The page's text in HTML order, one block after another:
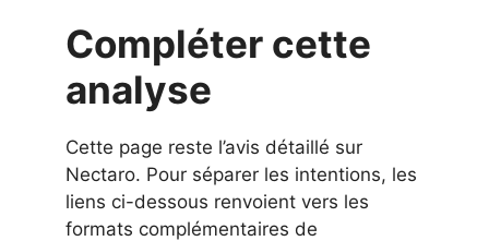
Compléter cette
analyse
Cette page reste l’avis détaillé sur
Nectaro. Pour séparer les intentions, les
liens ci-dessous renvoient vers les
formats complémentaires de